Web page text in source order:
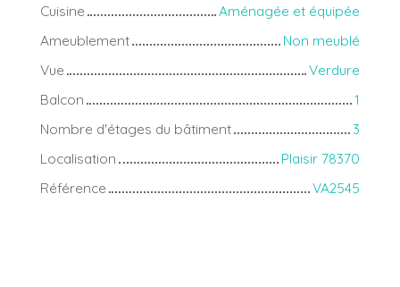
Cuisine
Aménagée et équipée
Ameublement
Non meublé
Vue
Verdure
Balcon
1
Nombre d'étages du bâtiment
3
Localisation
Plaisir 78370
Référence
VA2545